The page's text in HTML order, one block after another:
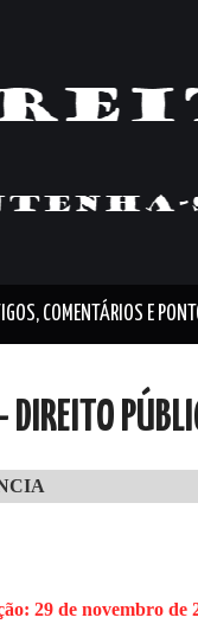
COMENTÁRIOS E
DIREITO
29 de novembro de